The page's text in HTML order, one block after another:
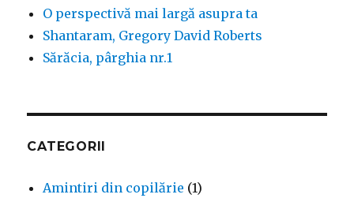
O perspectivă mai largă asupra ta
Shantaram, Gregory David Roberts
Sărăcia, pârghia nr.1
CATEGORII
Amintiri din copilărie (1)